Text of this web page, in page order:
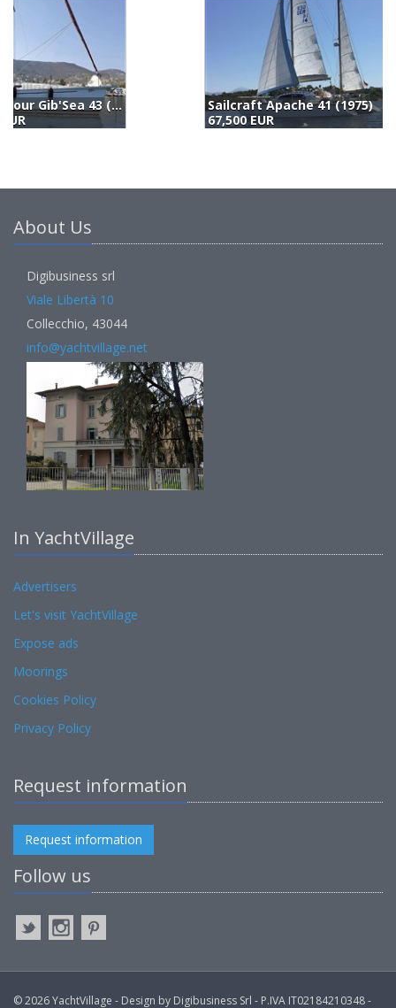
Sailcraft Apache 41 (1975)
67,500 EUR
About Us
Digibusiness srl
Viale Libertà 10
Collecchio, 43044
info@yachtvillage.net
In YachtVillage
Advertisers
Let's visit YachtVillage
Expose ads
Moorings
Cookies Policy
Privacy Policy
Request information
Request information
Follow us
© 2026 YachtVillage - Design by Digibusiness Srl - P.IVA IT02184210348 -